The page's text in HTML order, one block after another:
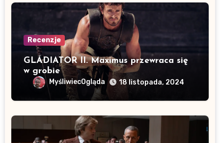
Recenzje
GLADIATOR II. Maximus przewraca się
w grobie
MyśliwiecOgląda 18 listopada, 2024